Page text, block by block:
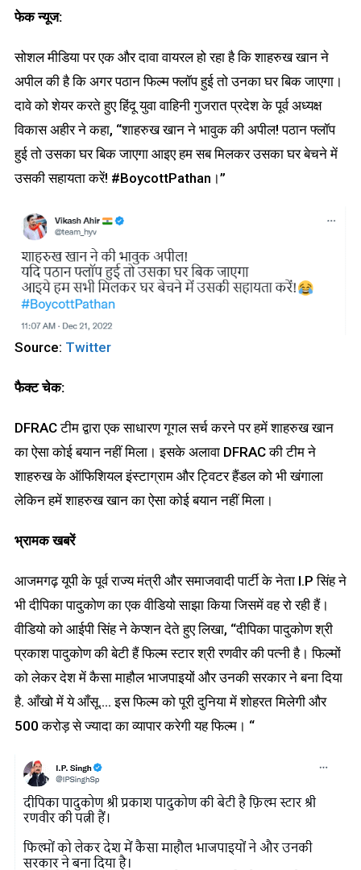
फेक न्यूज:
सोशल मीडिया पर एक और दावा वायरल हो रहा है कि शाहरुख खान ने
अपील की है कि अगर पठान फिल्म फ्लॉप हुई तो उनका घर बिक जाएगा।
दावे को शेयर करते हुए हिंदू युवा वाहिनी गुजरात प्रदेश के पूर्व अध्यक्ष
विकास अहीर ने कहा, “शाहरुख खान ने भावुक की अपील! पठान फ्लॉप
हुई तो उसका घर बिक जाएगा आइए हम सब मिलकर उसका घर बेचने में
उसकी सहायता करें! #BoycottPathan।”
Source: Twitter
फैक्ट चेक:
DFRAC टीम द्वारा एक साधारण गूगल सर्च करने पर हमें शाहरुख खान
का ऐसा कोई बयान नहीं मिला। इसके अलावा DFRAC की टीम ने
शाहरुख के ऑफिशियल इंस्टाग्राम और ट्विटर हैंडल को भी खंगाला
लेकिन हमें शाहरुख खान का ऐसा कोई बयान नहीं मिला।
भ्रामक खबरें
आजमगढ़ यूपी के पूर्व राज्य मंत्री और समाजवादी पार्टी के नेता I.P सिंह ने
भी दीपिका पादुकोण का एक वीडियो साझा किया जिसमें वह रो रही हैं।
वीडियो को आईपी सिंह ने केप्शन देते हुए लिखा, “दीपिका पादुकोण श्री
प्रकाश पादुकोण की बेटी हैं फिल्म स्टार श्री रणवीर की पत्नी है। फिल्मों
को लेकर देश में कैसा माहौल भाजपाइयों और उनकी सरकार ने बना दिया
है. आँखो में ये आँसू…. इस फिल्म को पूरी दुनिया में शोहरत मिलेगी और
500 करोड़ से ज्यादा का व्यापार करेगी यह फिल्म। “